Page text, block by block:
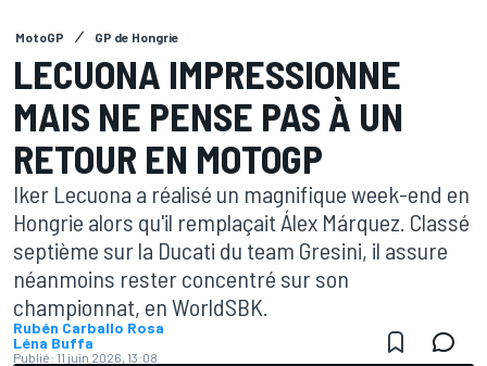
MotoGP GP de Hongrie
LECUONA IMPRESSIONNE
MAIS NE PENSE PAS À UN
RETOUR EN MOTOGP
Iker Lecuona a réalisé un magnifique week-end en
Hongrie alors qu'il remplaçait Álex Márquez. Classé
septième sur la Ducati du team Gresini, il assure
néanmoins rester concentré sur son
championnat, en WorldSBK.
Rubén Carballo Rosa
Léna Buffa
Publié: 11 juin 2026, 13:08